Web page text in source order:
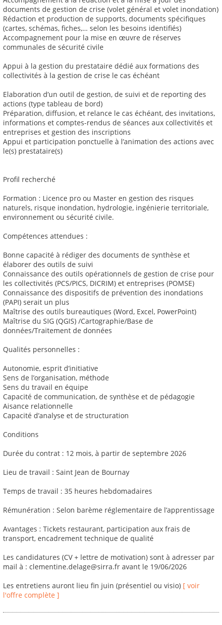
documents de gestion de crise (volet général et volet inondation)
Rédaction et production de supports, documents spécifiques
(cartes, schémas, fiches,… selon les besoins identifiés)
Accompagnement pour la mise en œuvre de réserves
communales de sécurité civile
Appui à la gestion du prestataire dédié aux formations des
collectivités à la gestion de crise le cas échéant
Elaboration d’un outil de gestion, de suivi et de reporting des
actions (type tableau de bord)
Préparation, diffusion, et relance le cas échéant, des invitations,
informations et comptes-rendus de séances aux collectivités et
entreprises et gestion des inscriptions
Appui et participation ponctuelle à l’animation des actions avec
le(s) prestataire(s)
Profil recherché
Formation : Licence pro ou Master en gestion des risques
naturels, risque inondation, hydrologie, ingénierie territoriale,
environnement ou sécurité civile.
Compétences attendues :
Bonne capacité à rédiger des documents de synthèse et
élaborer des outils de suivi
Connaissance des outils opérationnels de gestion de crise pour
les collectivités (PCS/PICS, DICRIM) et entreprises (POMSE)
Connaissance des dispositifs de prévention des inondations
(PAPI) serait un plus
Maîtrise des outils bureautiques (Word, Excel, PowerPoint)
Maîtrise du SIG (QGIS) /Cartographie/Base de
données/Traitement de données
Qualités personnelles :
Autonomie, esprit d’initiative
Sens de l’organisation, méthode
Sens du travail en équipe
Capacité de communication, de synthèse et de pédagogie
Aisance relationnelle
Capacité d’analyse et de structuration
Conditions
Durée du contrat : 12 mois, à partir de septembre 2026
Lieu de travail : Saint Jean de Bournay
Temps de travail : 35 heures hebdomadaires
Rémunération : Selon barème réglementaire de l’apprentissage
Avantages : Tickets restaurant, participation aux frais de
transport, encadrement technique de qualité
Les candidatures (CV + lettre de motivation) sont à adresser par
mail à : clementine.delage@sirra.fr avant le 19/06/2026
Les entretiens auront lieu fin juin (présentiel ou visio) [ voir
l'offre complète ]